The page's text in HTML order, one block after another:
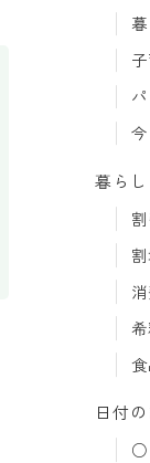
四十九日法要計
暮ら
日付
○